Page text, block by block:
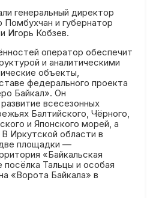
генеральный директор
и губернатор
Игорь Кобзев.
оператор обеспечит
и аналитическими
объекты,
федерального проекта
Байкал». Он
всесезонных
Балтийского, Чёрного,
и Японского морей, а
Иркутской области в
площадки —
«Байкальская
посёлка Тальцы и особая
«Ворота Байкала» в